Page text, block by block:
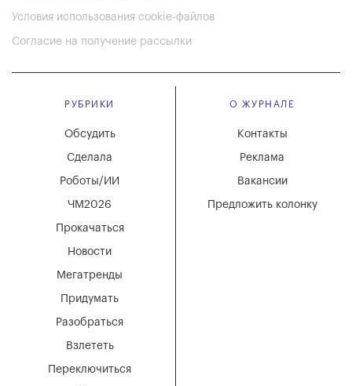
Условия использования cookie-файлов
Согласие на получение рассылки
РУБРИКИ
Мегатренды
Придумать
Разобраться
Взлететь
Новости
Переключиться
Обсудить
Сделала
Роботы/ИИ
ЧМ2026
Прокачаться
О ЖУРНАЛЕ
Вакансии
Реклама
Контакты
Предложить колонку